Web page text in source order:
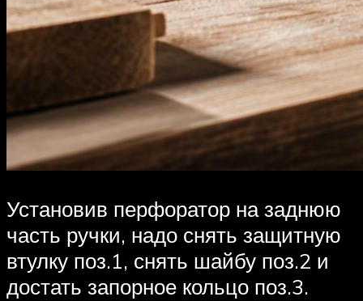
Установив перфоратор на заднюю
часть ручки, надо снять защитную
втулку поз.1, снять шайбу поз.2 и
достать запорное кольцо поз.3.